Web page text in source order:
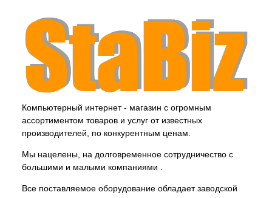
Компьютерный интернет - магазин с огромным
ассортиментом товаров и услуг от известных
производителей, по конкурентным ценам.
Мы нацелены, на долговременное сотрудничество с
большими и малыми компаниями .
Все поставляемое оборудование обладает заводской